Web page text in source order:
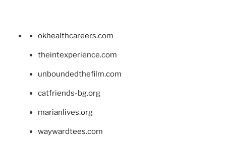
okhealthcareers.com
theintexperience.com
unboundedthefilm.com
catfriends-bg.org
marianlives.org
waywardtees.com